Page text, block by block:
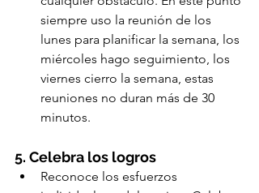
siempre uso la reunión de los
lunes para planificar la semana, los
miércoles hago seguimiento, los
viernes cierro la semana, estas
reuniones no duran más de 30
minutos.
5. Celebra los logros
Reconoce los esfuerzos